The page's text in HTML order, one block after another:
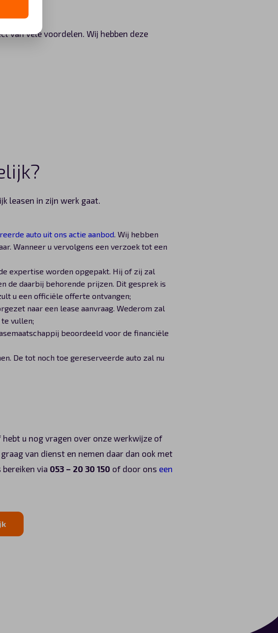
van vele voordelen. Wij hebben deze
leasen in zijn werk gaat.
auto uit ons actie aanbod . Wij hebben
Wanneer u vervolgens een verzoek tot een
expertise worden opgepakt. Hij of zij zal
de daarbij behorende prijzen. Dit gesprek is
u een officiële offerte ontvangen;
naar een lease aanvraag. Wederom zal
vullen;
beoordeeld voor de financiële
De tot noch toe gereserveerde auto zal nu
u nog vragen over onze werkwijze of
graag van dienst en nemen daar dan ook met
bereiken via 053 – 20 30 150 of door ons een